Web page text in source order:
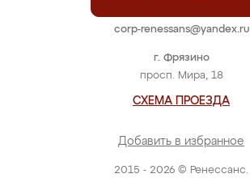
2015 - 2026 © Ренессанс.
г. Фрязино
просп. Мира, 18
СХЕМА ПРОЕЗДА
Добавить в избранное
corp-renessans@yandex.ru